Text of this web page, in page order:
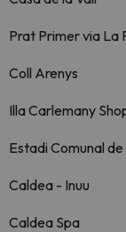
Prat Primer via La
Coll Arenys
Illa Carlemany
Estadi Comunal
Caldea - Inuu
Caldea Spa